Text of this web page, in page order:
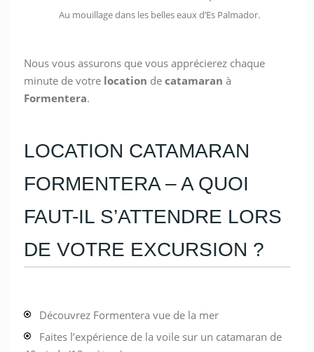
Au mouillage dans les belles eaux d’Es Palmador.
Nous vous assurons que vous apprécierez chaque
minute de votre location decatamaran à
Formentera.
LOCATION CATAMARAN
FORMENTERA – A QUOI
FAUT-IL S’ATTENDRE LORS
DE VOTRE EXCURSION ?
Découvrez Formentera vue de la mer
Faites l’expérience de la voile sur un catamaran de